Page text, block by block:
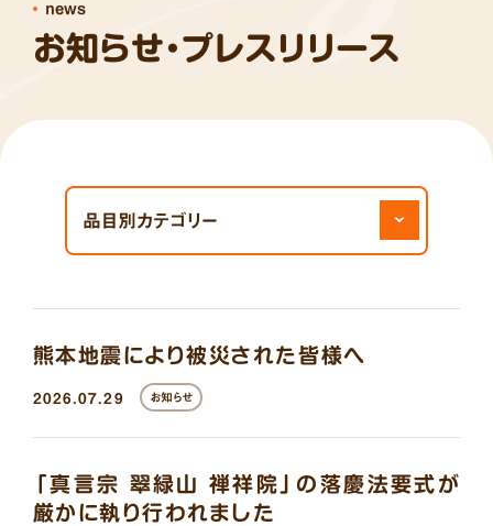
お知らせ・プレスリリース
news
熊本地震により被災された皆様へ
2026.07.29 お知らせ
「真言宗 翠緑山 禅祥院」の落慶法要式が
厳かに執り行われました